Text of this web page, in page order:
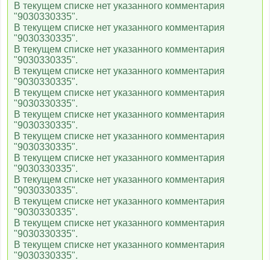
Кинокомедия
Родное кино
Иллюзион+
Русский иллюзион
Amedia 1
TV XXI (TV 21)
В текущем списке нет указанного комментария
"9030330335".
В текущем списке нет указанного комментария
"9030330335".
В текущем списке нет указанного комментария
"9030330335".
В текущем списке нет указанного комментария
"9030330335".
В текущем списке нет указанного комментария
"9030330335".
В текущем списке нет указанного комментария
"9030330335".
В текущем списке нет указанного комментария
"9030330335".
В текущем списке нет указанного комментария
"9030330335".
В текущем списке нет указанного комментария
"9030330335".
В текущем списке нет указанного комментария
"9030330335".
В текущем списке нет указанного комментария
"9030330335".
В текущем списке нет указанного комментария
"9030330335".